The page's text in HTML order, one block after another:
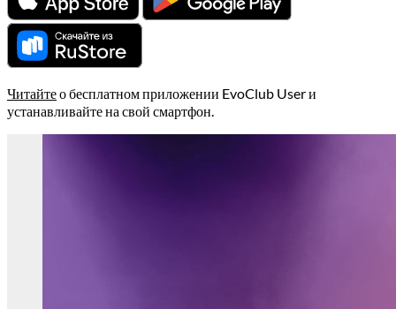
Читайтео бесплатном приложении EvoClub User и
устанавливайте на свой смартфон.